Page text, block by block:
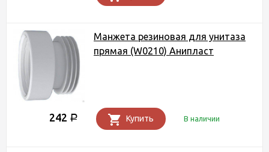
Манжета резиновая для унитаза
прямая (W0210) Анипласт
242 Р Купить В наличии